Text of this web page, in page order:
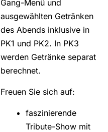
Gang-Menü und
ausgewählten Getränken
des Abends inklusive in
PK1 und PK2. In PK3
werden Getränke separat
berechnet.
Freuen Sie sich auf:
faszinierende
Tribute-Show mit